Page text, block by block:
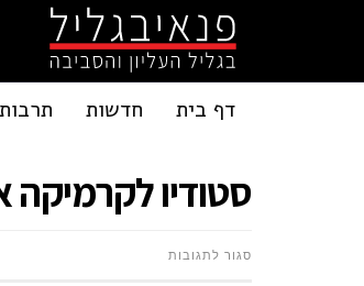
דף בית חדשות תרבות
סטודיו
סגור לתגובותעל